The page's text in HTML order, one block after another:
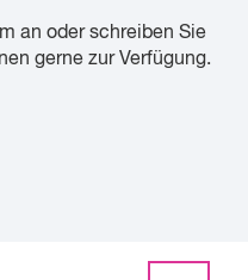
an oder schreiben Sie
gerne zur Verfügung.